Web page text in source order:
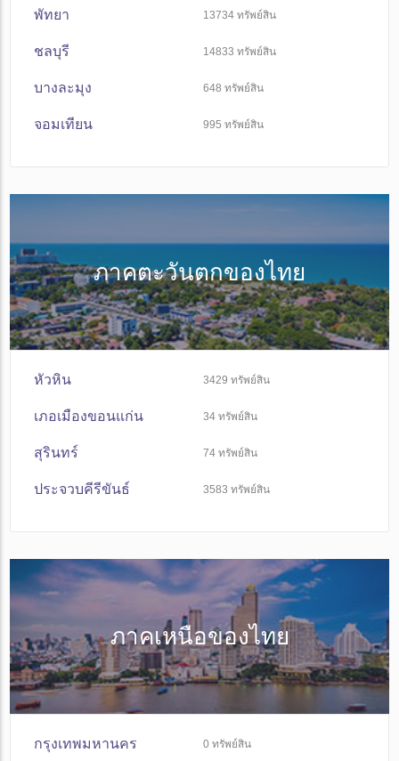
พัทยา 13734ทรัพย์สิน
ชลบุรี 14833 ทรัพย์สิน
บางละมุง 648 ทรัพย์สิน
จอมเทียน 995 ทรัพย์สิน
ภาคตะวันตกของไทย
หัวหิน 3429 ทรัพย์สิน
เภอเมืองขอนแก่น 34ทรัพย์สิน
สุรินทร์ 74ทรัพย์สิน
ประจวบคีรีขันธ์ 3583 ทรัพย์สิน
ภาคเหนือของไทย
กรุงเทพมหานคร 0ทรัพย์สิน